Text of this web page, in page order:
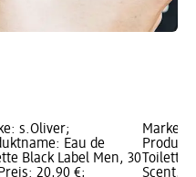
s.Oliver;
Eau de
Black Label Men, 30
20,90 €;
Marke:
Toilette
Scent,